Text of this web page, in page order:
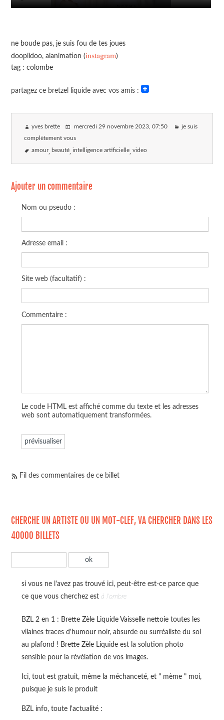
ne boude pas, je suis fou de tes joues
doopiidoo, aianimation (instagram)
tag : colombe
partagez ce bretzel liquide avec vos amis :
yves brette mercredi 29 novembre 2023 , 07:50 je suis
complètement vous
amour beauté intelligence artificielle video
Ajouter un commentaire
Nom ou pseudo :
Adresse email :
Site web (facultatif) :
Commentaire :
Le code HTML est affiché comme du texte et les adresses
web sont automatiquement transformées.
Fil des commentaires de ce billet
CHERCHE UN ARTISTE OU UN MOT-CLEF, VA CHERCHER DANS LES
40000 BILLETS
si vous ne l'avez pas trouvé ici, peut-être est-ce parce que
ce que vous cherchez est à l'ombre
BZL 2 en 1 : Brette Zèle Liquide Vaisselle nettoie toutes les
vilaines traces d'humour noir, absurde ou surréaliste du sol
au plafond ! Brette Zèle Liquide est la solution photo
sensible pour la révélation de vos images.
Ici, tout est gratuit, même la méchanceté, et " mème " moi,
puisque je suis le produit
BZL info, toute l'actualité :